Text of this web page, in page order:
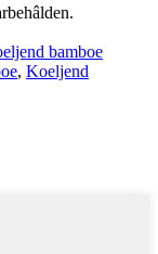
bamboe
, Koeljend